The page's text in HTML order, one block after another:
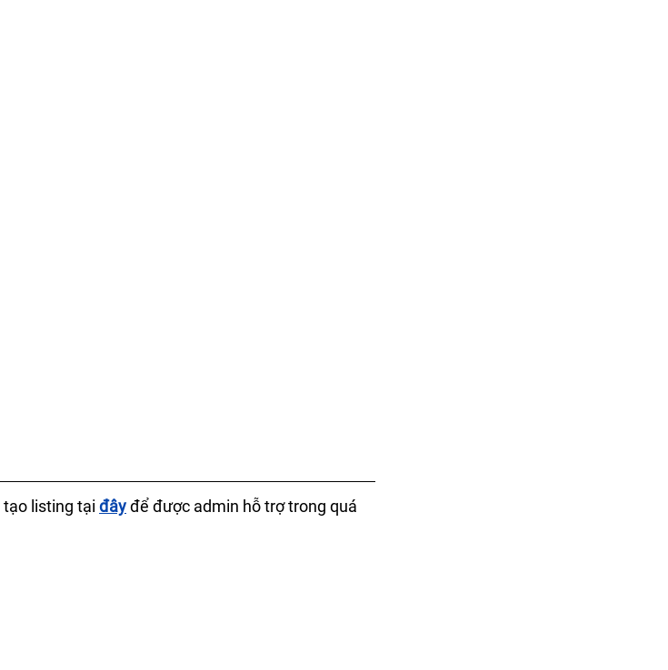
listing tại đây để được admin hỗ trợ trong quá